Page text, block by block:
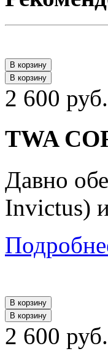
В корзину
В корзину
2 600 руб.
TWA
Давно
Invictus)
В корзину
В корзину
2 600 руб.